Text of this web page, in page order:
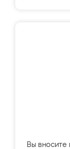
Вы вносите